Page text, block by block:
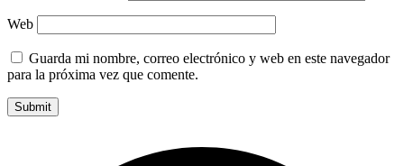
Web
Guarda mi nombre, correo electrónico y web en este navegador
para la próxima vez que comente.